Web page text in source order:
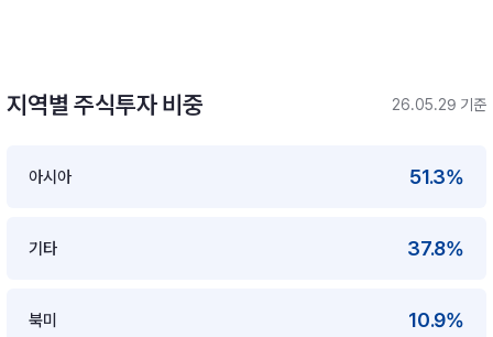
지역별 주식투자 비중 26.05.29 기준
아시아 51.3%
기타 37.8%
북미 10.9%